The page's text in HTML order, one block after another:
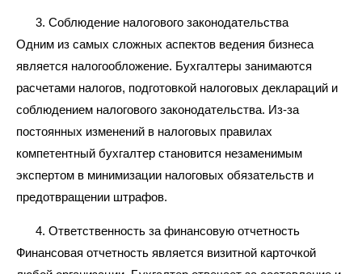
Соблюдение налогового законодательства
Одним из самых сложных аспектов ведения бизнеса
является налогообложение. Бухгалтеры занимаются
расчетами налогов, подготовкой налоговых деклараций и
соблюдением налогового законодательства. Из-за
постоянных изменений в налоговых правилах
компетентный бухгалтер становится незаменимым
экспертом в минимизации налоговых обязательств и
предотвращении штрафов.
Ответственность за финансовую отчетность
Финансовая отчетность является визитной карточкой